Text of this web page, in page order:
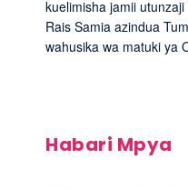
kuelimisha jamii
Rais Samia azindua
wahusika wa matuki ya
Habari Mpya